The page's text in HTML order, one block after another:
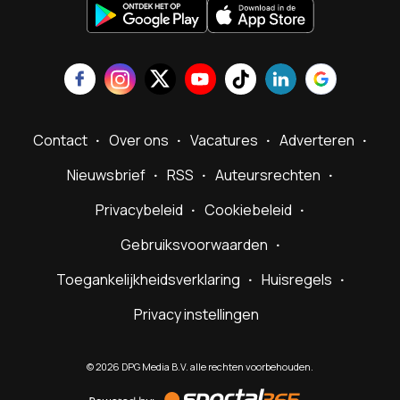
Contact Over ons Vacatures
Adverteren
Nieuwsbrief
RSS
Auteursrechten
Privacybeleid
Cookiebeleid
Gebruiksvoorwaarden
Toegankelijkheidsverklaring
Huisregels
Privacy instellingen
©2026 DPG Media B.V. alle rechten voorbehouden.
by